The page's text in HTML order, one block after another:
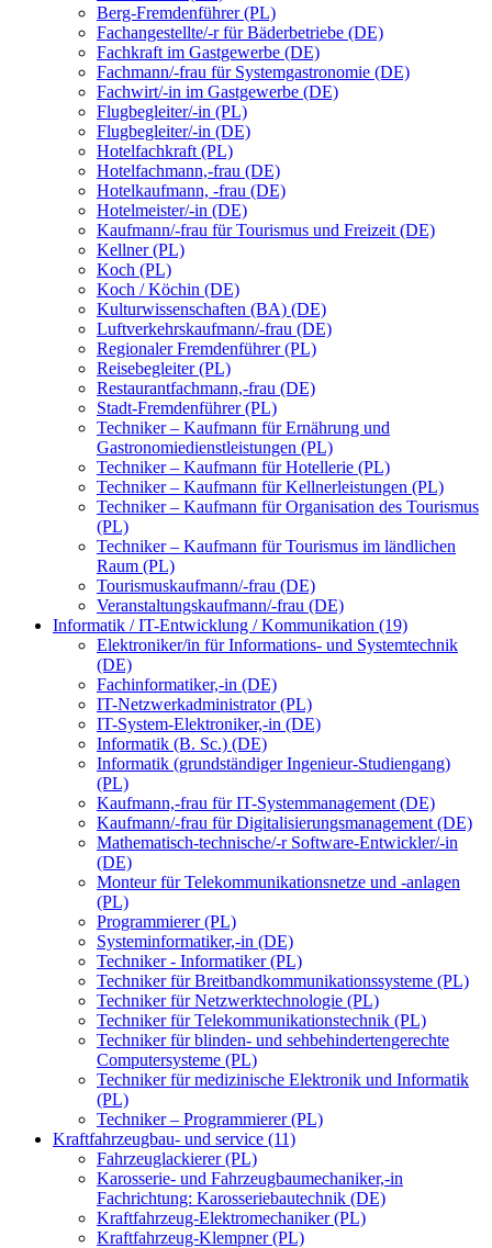
Berg-Fremdenführer (PL)
Fachangestellte/-r für Bäderbetriebe (DE)
Fachkraft im Gastgewerbe (DE)
Fachmann/-frau für Systemgastronomie (DE)
Fachwirt/-in im Gastgewerbe (DE)
Flugbegleiter/-in (PL)
Flugbegleiter/-in (DE)
Hotelfachkraft (PL)
Hotelfachmann,-frau (DE)
Hotelkaufmann, -frau (DE)
Hotelmeister/-in (DE)
Kaufmann/-frau für Tourismus und Freizeit (DE)
Kellner (PL)
Koch (PL)
Koch / Köchin (DE)
Kulturwissenschaften (BA) (DE)
Luftverkehrskaufmann/-frau (DE)
Regionaler Fremdenführer (PL)
Reisebegleiter (PL)
Restaurantfachmann,-frau (DE)
Stadt-Fremdenführer (PL)
Techniker – Kaufmann für Ernährung und
Gastronomiedienstleistungen (PL)
Techniker – Kaufmann für Hotellerie (PL)
Techniker – Kaufmann für Kellnerleistungen (PL)
Techniker – Kaufmann für Organisation des Tourismus
(PL)
Techniker – Kaufmann für Tourismus im ländlichen
Raum (PL)
Tourismuskaufmann/-frau (DE)
Veranstaltungskaufmann/-frau (DE)
Informatik / IT-Entwicklung / Kommunikation (19)
Elektroniker/in für Informations- und Systemtechnik
(DE)
Fachinformatiker,-in (DE)
IT-Netzwerkadministrator (PL)
IT-System-Elektroniker,-in (DE)
Informatik (B. Sc.) (DE)
Informatik (grundständiger Ingenieur-Studiengang)
(PL)
Kaufmann,-frau für IT-Systemmanagement (DE)
Kaufmann/-frau für Digitalisierungsmanagement (DE)
Mathematisch-technische/-r Software-Entwickler/-in
(DE)
Monteur für Telekommunikationsnetze und -anlagen
(PL)
Programmierer (PL)
Systeminformatiker,-in (DE)
Techniker - Informatiker (PL)
Techniker für Breitbandkommunikationssysteme (PL)
Techniker für Netzwerktechnologie (PL)
Techniker für Telekommunikationstechnik (PL)
Techniker für blinden- und sehbehindertengerechte
Computersysteme (PL)
Techniker für medizinische Elektronik und Informatik
(PL)
Techniker – Programmierer (PL)
Kraftfahrzeugbau- und service (11)
Fahrzeuglackierer (PL)
Karosserie- und Fahrzeugbaumechaniker,-in
Fachrichtung: Karosseriebautechnik (DE)
Kraftfahrzeug-Elektromechaniker (PL)
Kraftfahrzeug-Klempner (PL)